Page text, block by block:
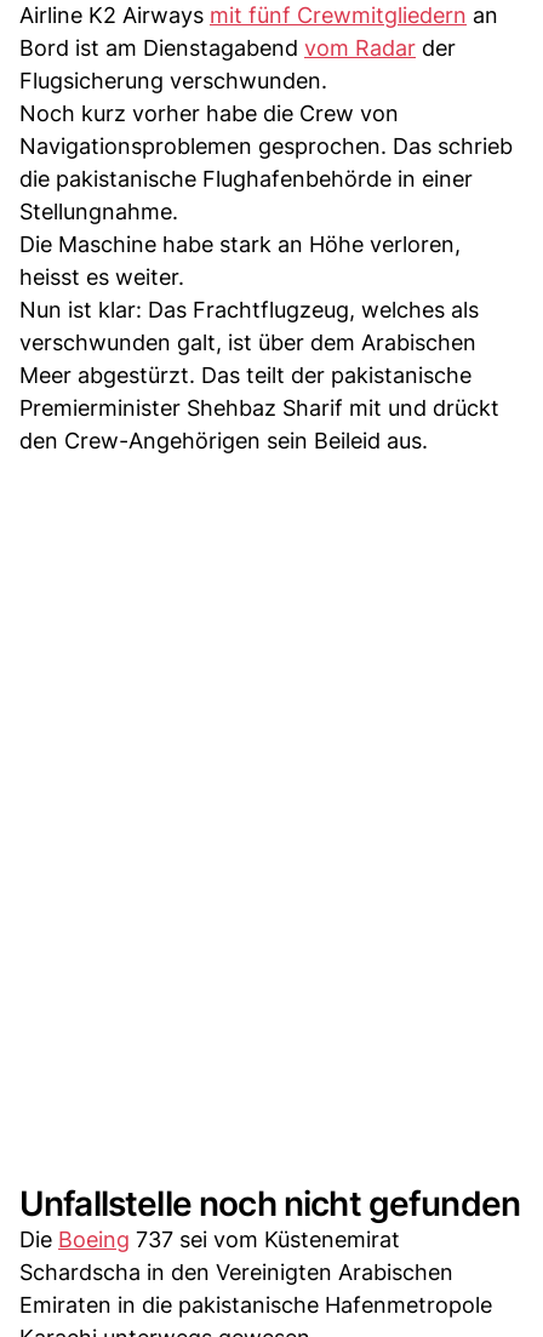
Airline K2 Airways mit fünf Crewmitgliedern an
Bord ist am Dienstagabend vom Radar der
Flugsicherung verschwunden.
Noch kurz vorher habe die Crew von
Navigationsproblemen gesprochen. Das schrieb
die pakistanische Flughafenbehörde in einer
Stellungnahme.
Die Maschine habe stark an Höhe verloren,
heisst es weiter.
Nun ist klar: Das Frachtflugzeug, welches als
verschwunden galt, ist über dem Arabischen
Meer abgestürzt. Das teilt der pakistanische
Premierminister Shehbaz Sharif mit und drückt
den Crew-Angehörigen sein Beileid aus.
Unfallstelle noch nicht gefunden
Die Boeing 737 sei vom Küstenemirat
Schardscha in den Vereinigten Arabischen
Emiraten in die pakistanische Hafenmetropole